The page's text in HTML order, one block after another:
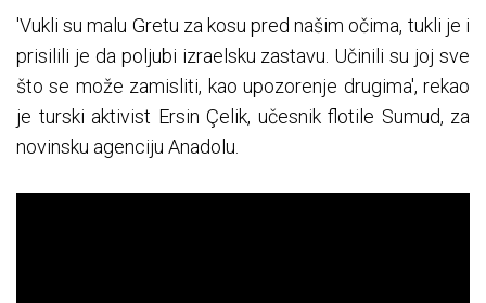
'Vukli su malu Gretu za kosu pred našim očima, tukli je i
prisilili je da poljubi izraelsku zastavu. Učinili su joj sve
što se može zamisliti, kao upozorenje drugima', rekao
je turski aktivist Ersin Çelik, učesnik flotile Sumud, za
novinsku agenciju Anadolu.